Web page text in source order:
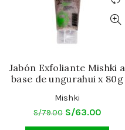
Jabón Exfoliante Mishki a
base de ungurahui x 80g
Mishki
S/79.00 El
precio
S/63.00El
precio